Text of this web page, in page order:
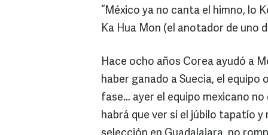
“México ya no canta el himno, lo
Ka Hua Mon (el anotador de uno
Hace ocho años Corea ayudó a
haber ganado a Suecia, el
fase… ayer el equipo mexicano
habrá que ver si el júbilo tapatío